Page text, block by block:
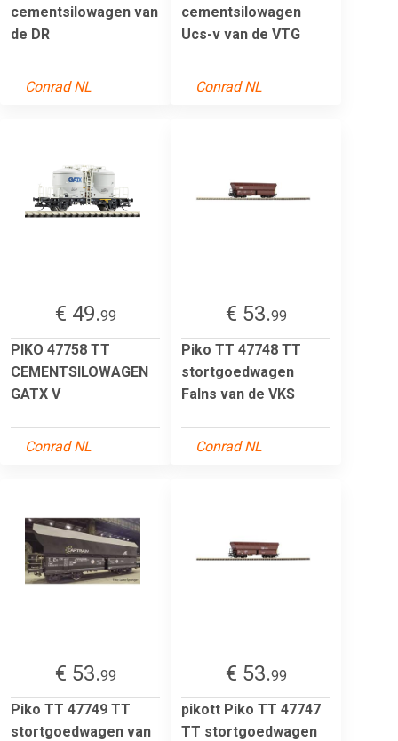
cementsilowagen van
de DR
Conrad NL
cementsilowagen
Ucs-v van de VTG
Conrad NL
€ 49.99
PIKO 47758 TT
CEMENTSILOWAGEN
GATX V
Conrad NL
€ 53.99
Piko TT 47748 TT
stortgoedwagen
Falns van de VKS
Conrad NL
€ 53.99
Piko TT 47749 TT
stortgoedwagen van
€ 53.99
pikott Piko TT 47747
TT stortgoedwagen